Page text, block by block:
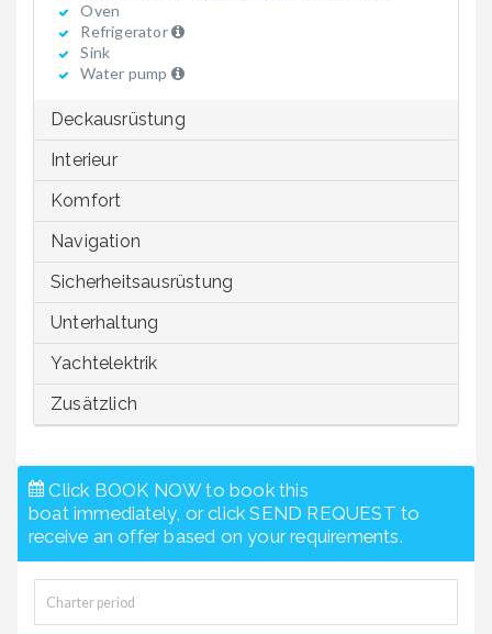
Oven
Refrigerator
Sink
Water pump
Deckausrüstung
Interieur
Komfort
Navigation
Sicherheitsausrüstung
Unterhaltung
Yachtelektrik
Zusätzlich
Click BOOK NOW to book this
boat immediately, or click SEND REQUEST to
receive an offer based on your requirements.